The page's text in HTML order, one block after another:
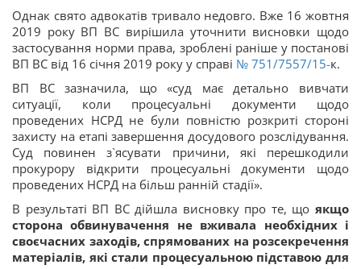
Однак свято адвокатів тривало недовго. Вже 16 жовтня
2019 року ВП ВС вирішила уточнити висновки щодо
застосування норми права, зроблені раніше у постанові
ВП ВС від 16 січня 2019 року у справі № 751/7557/15-к.
ВП ВС зазначила, що «суд має детально вивчати
ситуації, коли процесуальні документи щодо
проведених НСРД не були повністю розкриті стороні
захисту на етапі завершення досудового розслідування.
Суд повинен з`ясувати причини, які перешкодили
прокурору відкрити процесуальні документи щодо
проведених НСРД на більш ранній стадії».
В результаті ВП ВС дійшла висновку про те, що якщо
сторона обвинувачення не вживала необхідних і
своєчасних заходів, спрямованих на розсекречення
матеріалів, які стали процесуальною підставою для